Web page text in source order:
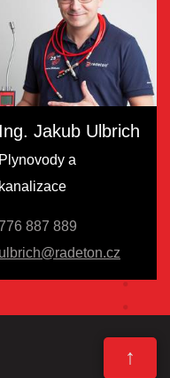
Ing. Jakub Ulbrich
Plynovody a
kanalizace
887 889
ulbrich@radeton.cz
↑